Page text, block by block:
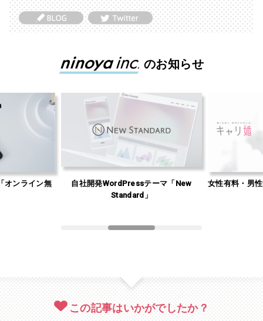
のお知らせ
オンライン無
自社開発WordPressテーマ「New
Standard」
女性有料・男
この記事はいかがでしたか？